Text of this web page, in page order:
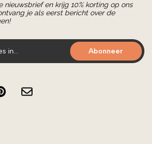
nieuwsbrief en krijg 10% korting op ons
je als eerst bericht over de
Abonneer